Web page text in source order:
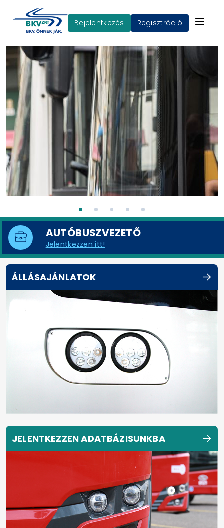
Bejelentkezés Regisztráció
ÜDVÖZÖLJÜK A BKV
ZRT.
KARRIEROLDALÁN
Legyünk mi a következő megállója!
AUTÓBUSZVEZETŐ
Jelentkezzen itt!
ÁLLÁSAJÁNLATOK
JELENTKEZZEN ADATBÁZISUNKBA